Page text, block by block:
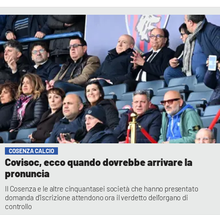
COSENZA CALCIO
Covisoc, ecco quando dovrebbe arrivare la
pronuncia
Il Cosenza e le altre cinquantasei società che hanno presentato
domanda d'iscrizione attendono ora il verdetto dell'organo di
controllo